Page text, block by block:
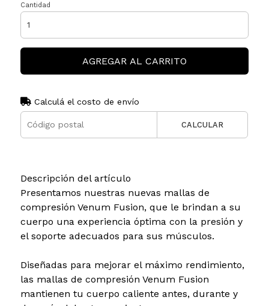
Cantidad
AGREGAR AL CARRITO
Calculá el costo de envío
CALCULAR
Descripción del artículo
Presentamos nuestras nuevas mallas de
compresión Venum Fusion, que le brindan a su
cuerpo una experiencia óptima con la presión y
el soporte adecuados para sus músculos.
Diseñadas para mejorar el máximo rendimiento,
las mallas de compresión Venum Fusion
mantienen tu cuerpo caliente antes, durante y